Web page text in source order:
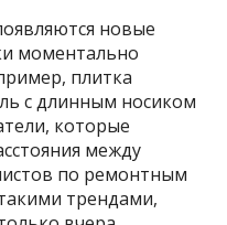
новые
моментально
плитка
с длинным носиком
которые
между
по ремонтным
трендами,